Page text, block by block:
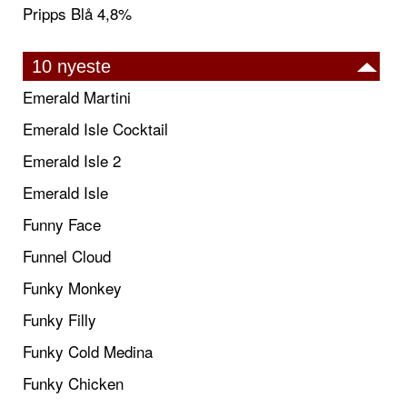
Pripps Blå 4,8%
10 nyeste
Emerald Martini
Emerald Isle Cocktail
Emerald Isle 2
Emerald Isle
Funny Face
Funnel Cloud
Funky Monkey
Funky Filly
Funky Cold Medina
Funky Chicken